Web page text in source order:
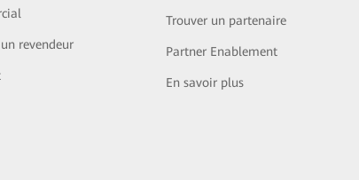
revendeur
Trouver un partenaire
Partner Enablement
En savoir plus